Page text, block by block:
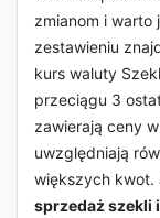
zmianom i warto
zestawieniu
kurs waluty
przeciągu 3
zawierają ceny
uwzględniają
większych kwot.
sprzedaż szekli